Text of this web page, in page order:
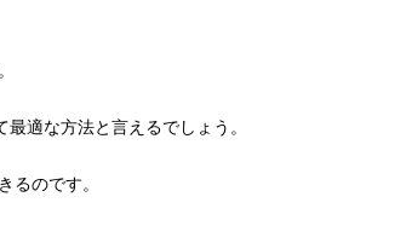
適な方法と言えるでしょう。
るのです。